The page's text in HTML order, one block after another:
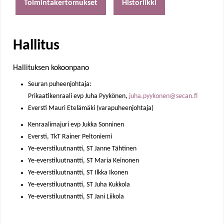
Toimintakertomukset Historiikki
Hallitus
Hallituksen kokoonpano
Seuran puheenjohtaja:
Prikaatikenraali evp Juha Pyykönen, juha.pyykonen@secan.fi
Eversti Mauri Etelämäki (varapuheenjohtaja)
Kenraalimajuri evp Jukka Sonninen
Eversti, TkT Rainer Peltoniemi
Ye-everstiluutnantti, ST Janne Tähtinen
Ye-everstiluutnantti, ST Maria Keinonen
Ye-everstiluutnantti, ST Ilkka Ikonen
Ye-everstiluutnantti, ST Juha Kukkola
Ye-everstiluutnantti, ST Jani Liikola